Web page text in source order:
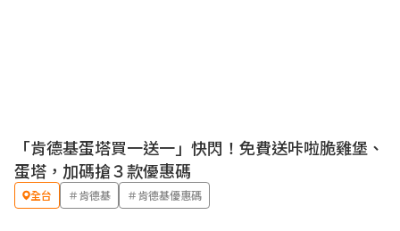
優惠
「肯德基蛋塔買一送一」快閃！免費送咔啦脆雞堡、
蛋塔，加碼搶３款優惠碼
全台 ＃肯德基 ＃肯德基優惠碼